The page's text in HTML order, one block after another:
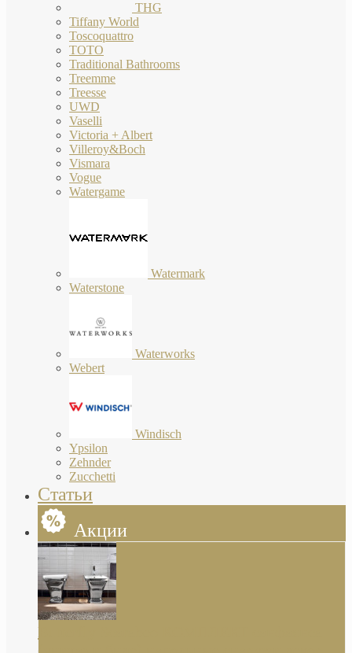
THG
Tiffany World
Toscoquattro
TOTO
Traditional Bathrooms
Treemme
Treesse
UWD
Vaselli
Victoria + Albert
Villeroy&Boch
Vismara
Vogue
Watergame
Watermark
Waterstone
Waterworks
Webert
Windisch
Ypsilon
Zehnder
Zucchetti
Статьи
Акции
Butterfly Scarabeo КОМПЛЕКТ санфаянса